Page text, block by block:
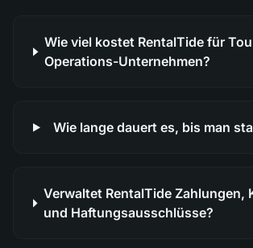
Wie viel kostet RentalTide für
Operations-Unternehmen?
Wie lange dauert es, bis man
Verwaltet RentalTide Zahlungen,
und Haftungsausschlüsse?